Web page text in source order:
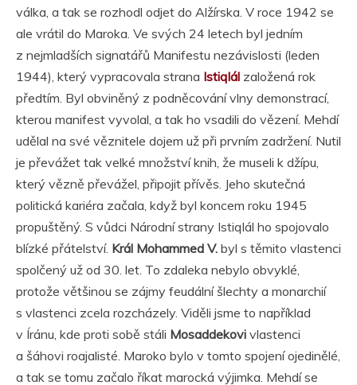
válka, a tak se rozhodl odjet do Alžírska. V roce 1942 se
ale vrátil do Maroka. Ve svých 24 letech byl jedním
z nejmladších signatářů Manifestu nezávislosti (leden
1944), který vypracovala strana Istiqlál založená rok
předtím. Byl obviněný z podněcování vlny demonstrací,
kterou manifest vyvolal, a tak ho vsadili do vězení. Mehdí
udělal na své věznitele dojem už při prvním zadržení. Nutil
je převážet tak velké množství knih, že museli k džípu,
který vězně převážel, připojit přívěs. Jeho skutečná
politická kariéra začala, když byl koncem roku 1945
propuštěný. S vůdci Národní strany Istiqlál ho spojovalo
blízké přátelství. Král Mohammed V. byl s těmito vlastenci
spolčený už od 30. let. To zdaleka nebylo obvyklé,
protože většinou se zájmy feudální šlechty a monarchií
s vlastenci zcela rozcházely. Viděli jsme to například
v Íránu, kde proti sobě stáli Mosaddekovi vlastenci
a šáhovi roajalisté. Maroko bylo v tomto spojení ojedinělé,
a tak se tomu začalo říkat marocká výjimka. Mehdí se